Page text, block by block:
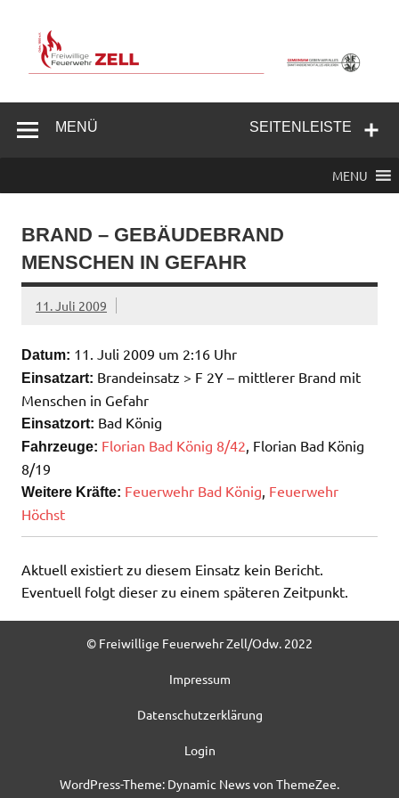
springen
Feuerwehr
SEITENLEISTE
MENÜ
MENU
BRAND – GEBÄUDEBRAND
MENSCHEN IN GEFAHR
11. Juli 2009
Datum: 11. Juli 2009 um 2:16 Uhr
Einsatzart: Brandeinsatz > F 2Y – mittlerer Brand mit
Menschen in Gefahr
Einsatzort: Bad König
Fahrzeuge: Florian Bad König 8/42, Florian Bad König
8/19
Weitere Kräfte: Feuerwehr Bad König, Feuerwehr
Höchst
Aktuell existiert zu diesem Einsatz kein Bericht.
Eventuell folgt dieser zu einem späteren Zeitpunkt.
© Freiwillige Feuerwehr Zell/Odw. 2022
Impressum
Datenschutzerklärung
Login
WordPress-Theme: Dynamic News von ThemeZee.